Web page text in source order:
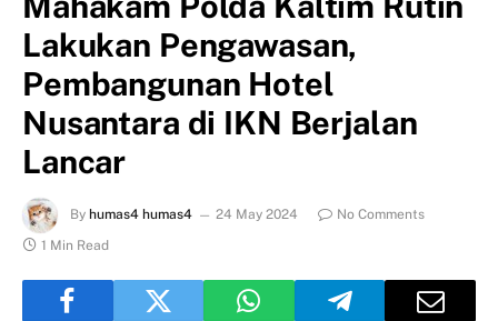
Lakukan Pengawasan,
Pembangunan Hotel
Nusantara di IKN Berjalan
Lancar
By humas4 humas4 24 May 2024
No Comments
1 Min Read